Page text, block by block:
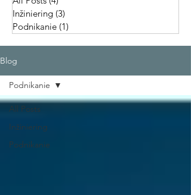
Inžiniering (3)
Podnikanie (1)
Blog
All Posts
Inžiniering
Podnikanie
Podnikanie